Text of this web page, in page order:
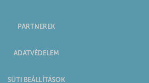
PARTNEREK
ADATVÉDELEM
SÜTI BEÁLLÍTÁSOK